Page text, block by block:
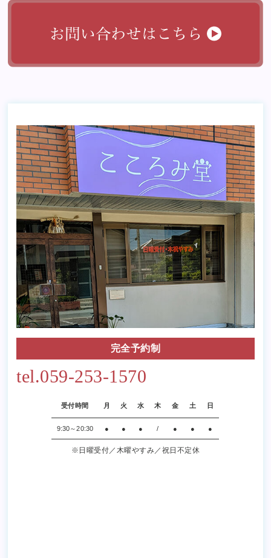
完全予約制
tel.059-253-1570
受付時間 月 火 水 木 金 土 日
9:30～20:30 ● ● ● / ● ● ●
※日曜受付／木曜やすみ／祝日不定休